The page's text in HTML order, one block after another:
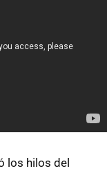
los hilos del